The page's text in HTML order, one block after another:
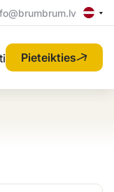
Pieteikties